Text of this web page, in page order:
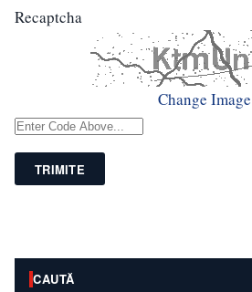
Recaptcha
Change Image
TRIMITE
CAUTĂ